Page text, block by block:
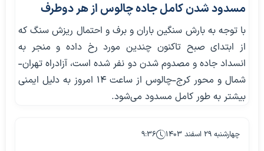
مسدود شدن کامل جاده چالوس از هر دوطرف
با توجه به بارش سنگین باران و برف و احتمال ریزش سنگ که
از ابتدای صبح تاکنون چندین مورد رخ داده و منجر به
انسداد جاده و مصدوم شدن دو نفر شده است، آزادراه تهران-
شمال و محور کرج-چالوس از ساعت ۱۴ امروز به دلیل ایمنی
بیشتر به طور کامل مسدود می‌شود.
چهارشنبه ۲۹ اسفند ۱۴۰۳ ۹:۳۶